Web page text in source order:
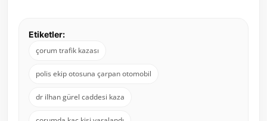
Etiketler:
çorum trafik kazası
polis ekip otosuna çarpan otomobil
dr ilhan gürel caddesi kaza